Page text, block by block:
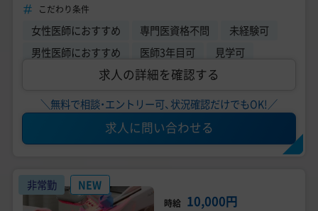
こだわり条件
女性医師におすすめ 専門医資格不問
未経験可
男性医師におすすめ
医師3年目可 見学可
求人の詳細を確認する
＼無料で相談・エントリー可、状況確認だけでもOK!／
求人に問い合わせる
非常勤 NEW
時給 10,000円